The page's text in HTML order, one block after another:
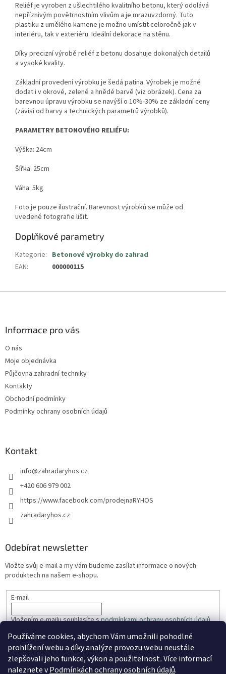
Používáme cookies, abychom Vám umožnili pohodlné
prohlížení webu a díky analýze provozu webu neustále
zlepšovali jeho funkce, výkon a použitelnost.Více informací
naleznete vPodmínkách ochrany osobních údajů.
Reliéf je vyroben z ušlechtilého kvalitního betonu, který odolává
nepříznivým povětrnostním vlivům a je mrazuvzdorný. Tuto
plastiku z umělého kamene je možno umístit celoročně jak v
interiéru, tak v exteriéru. Ideální dekorace na stěnu.
Díky precizní výrobě reliéf z betonu dosahuje dokonalých detailů
a vysoké kvality.
Základní provedení výrobku je šedá patina. Výrobek je možné
dodat i v okrové, zelené a hnědé barvě (viz obrázek). Cena za
barevnou úpravu výrobku se navýší o 10%-30% ze základní ceny
(závisí od barvy a technických parametrů výrobků).
PARAMETRY BETONOVÉHO RELIÉFU:
Výška: 24cm
Šířka: 25cm
Váha: 5kg
Foto je pouze ilustrační. Barevnost výrobků se může od
uvedené fotografie lišit.
Doplňkové parametry
Kategorie: Betonové výrobky do zahrad
EAN: 000000115
Informace pro vás
O nás
Moje objednávka
Půjčovna zahradní techniky
Kontakty
Obchodní podmínky
Podmínky ochrany osobních údajů
Kontakt
info@zahradaryhos.cz
+420 606 979 002
https://www.facebook.com/prodejnaRYHOS
zahradaryhos.cz
Odebírat newsletter
Vložte svůj e-mail a my vám budeme zasílat informace o nových
produktech na našem e-shopu.
E-mail
Vložením e-mailu souhlasíte spodmínkami ochrany osobních údajů
PŘIHLÁSIT SE